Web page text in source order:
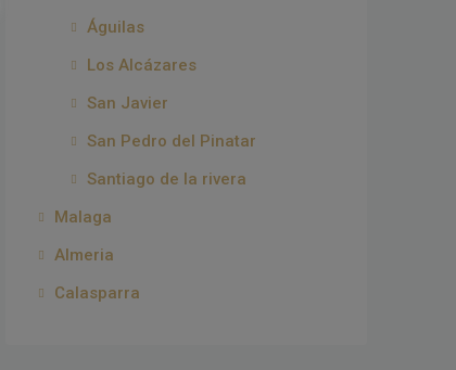
Águilas
Los Alcázares
San Javier
San Pedro del Pinatar
Santiago de la rivera
Malaga
Almeria
Calasparra